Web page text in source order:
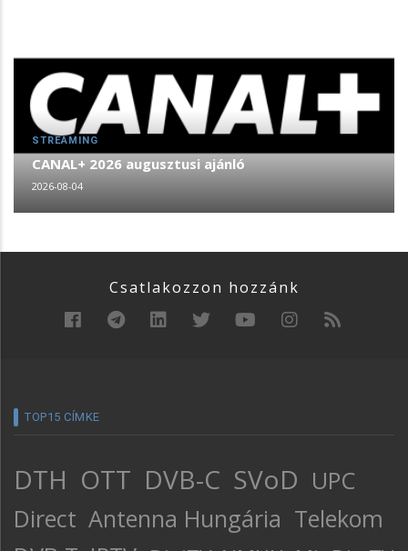
STREAMING
CANAL+ 2026 augusztusi ajánló
2026-08-04
Csatlakozzon hozzánk
TOP15 CÍMKE
DTH OTT DVB-C SVoD UPC
Direct Antenna Hungária Telekom